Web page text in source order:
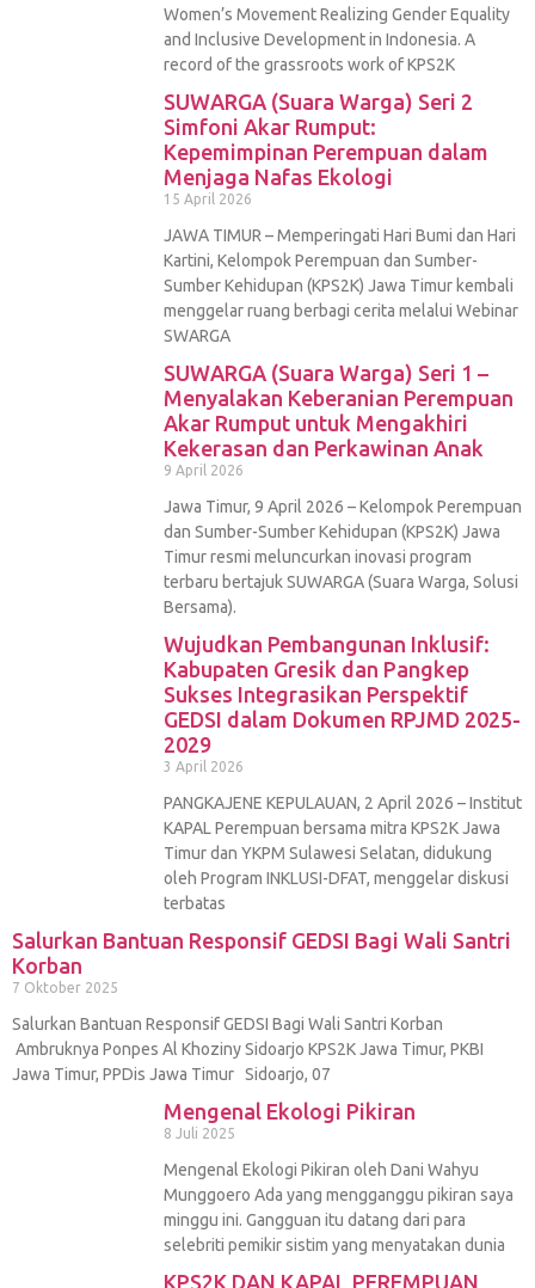
Women’s Movement Realizing Gender Equality
and Inclusive Development in Indonesia. A
record of the grassroots work of KPS2K
SUWARGA (Suara Warga) Seri 2
Simfoni Akar Rumput:
Kepemimpinan Perempuan dalam
Menjaga Nafas Ekologi
15 April 2026
JAWA TIMUR – Memperingati Hari Bumi dan Hari
Kartini, Kelompok Perempuan dan Sumber-
Sumber Kehidupan (KPS2K) Jawa Timur kembali
menggelar ruang berbagi cerita melalui Webinar
SWARGA
SUWARGA (Suara Warga) Seri 1 –
Menyalakan Keberanian Perempuan
Akar Rumput untuk Mengakhiri
Kekerasan dan Perkawinan Anak
9 April 2026
Jawa Timur, 9 April 2026 – Kelompok Perempuan
dan Sumber-Sumber Kehidupan (KPS2K) Jawa
Timur resmi meluncurkan inovasi program
terbaru bertajuk SUWARGA (Suara Warga, Solusi
Bersama).
Wujudkan Pembangunan Inklusif:
Kabupaten Gresik dan Pangkep
Sukses Integrasikan Perspektif
GEDSI dalam Dokumen RPJMD 2025-
2029
3 April 2026
PANGKAJENE KEPULAUAN, 2 April 2026 – Institut
KAPAL Perempuan bersama mitra KPS2K Jawa
Timur dan YKPM Sulawesi Selatan, didukung
oleh Program INKLUSI-DFAT, menggelar diskusi
terbatas
Salurkan Bantuan Responsif GEDSI Bagi Wali Santri
Korban
7 Oktober 2025
Salurkan Bantuan Responsif GEDSI Bagi Wali Santri Korban
Ambruknya Ponpes Al Khoziny Sidoarjo KPS2K Jawa Timur, PKBI
Jawa Timur, PPDis Jawa Timur Sidoarjo, 07
Mengenal Ekologi Pikiran
8 Juli 2025
Mengenal Ekologi Pikiran oleh Dani Wahyu
Munggoero Ada yang mengganggu pikiran saya
minggu ini. Gangguan itu datang dari para
selebriti pemikir sistim yang menyatakan dunia
KPS2K DAN KAPAL PEREMPUAN